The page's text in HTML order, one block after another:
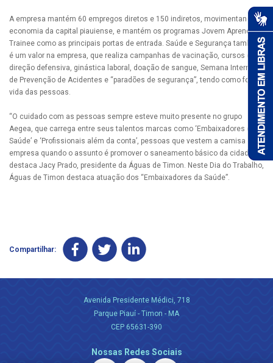
A empresa mantém 60 empregos diretos e 150 indiretos, movimentando a
economia da capital piauiense, e mantém os programas Jovem Aprendiz e
Trainee como as principais portas de entrada. Saúde e Segurança também
é um valor na empresa, que realiza campanhas de vacinação, cursos de
direção defensiva, ginástica laboral, doação de sangue, Semana Interna
de Prevenção de Acidentes e “paradões de segurança”, tendo como foco a
vida das pessoas.
“O cuidado com as pessoas sempre esteve muito presente no grupo
Aegea, que carrega entre seus talentos marcas como ‘Embaixadores da
Saúde’ e ‘Profissionais além da conta’, pessoas que vestem a camisa da
empresa quando o assunto é promover o saneamento básico da cidade”,
destaca Jacy Prado, presidente da Águas de Timon. Neste Dia do Trabalho,
Águas de Timon destaca atuação dos “Embaixadores da Saúde”.
Compartilhar:
Avenida Presidente Médici, 718
Parque Piauí - Timon - MA
CEP 65631-390
Nossas Redes Sociais